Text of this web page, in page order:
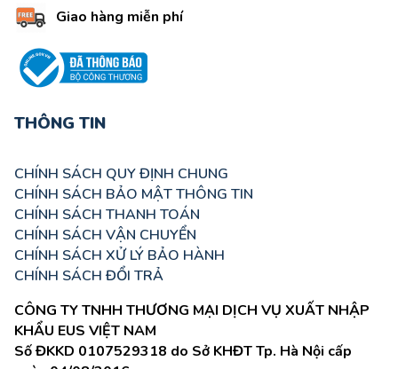
Giao hàng miễn phí
THÔNG TIN
CHÍNH SÁCH QUY ĐỊNH CHUNG
CHÍNH SÁCH BẢO MẬT THÔNG TIN
CHÍNH SÁCH THANH TOÁN
CHÍNH SÁCH VẬN CHUYỂN
CHÍNH SÁCH XỬ LÝ BẢO HÀNH
CHÍNH SÁCH ĐỔI TRẢ
CÔNG TY TNHH THƯƠNG MẠI DỊCH VỤ XUẤT NHẬP
KHẨU EUS VIỆT NAM
Số ĐKKD 0107529318 do Sở KHĐT Tp. Hà Nội cấp